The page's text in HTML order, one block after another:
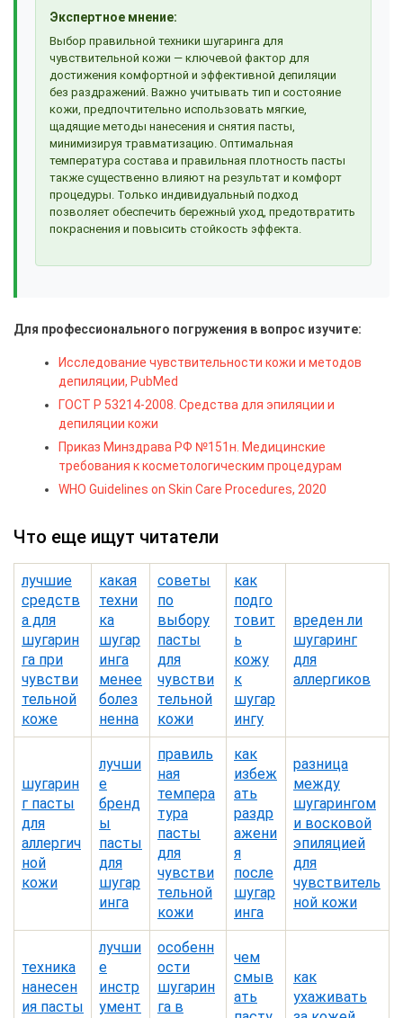
Экспертное мнение:
Выбор правильной техники шугаринга для
чувствительной кожи — ключевой фактор для
достижения комфортной и эффективной депиляции
без раздражений. Важно учитывать тип и состояние
кожи, предпочтительно использовать мягкие,
щадящие методы нанесения и снятия пасты,
минимизируя травматизацию. Оптимальная
температура состава и правильная плотность пасты
также существенно влияют на результат и комфорт
процедуры. Только индивидуальный подход
позволяет обеспечить бережный уход, предотвратить
покраснения и повысить стойкость эффекта.
Для профессионального погружения в вопрос изучите:
Исследование чувствительности кожи и методов
депиляции, PubMed
ГОСТ Р 53214-2008. Средства для эпиляции и
депиляции кожи
Приказ Минздрава РФ №151н. Медицинские
требования к косметологическим процедурам
WHO Guidelines on Skin Care Procedures, 2020
Что еще ищут читатели
лучшие
средств
а для
шугарин
га при
чувстви
тельной
коже
какая
техни
ка
шугар
инга
менее
болез
ненна
советы
по
выбору
пасты
для
чувстви
тельной
кожи
как
подго
товит
ь
кожу
к
шугар
ингу
вреден ли
шугаринг
для
аллергиков
шугарин
г пасты
для
аллергич
ной
кожи
лучши
е
бренд
ы
пасты
для
шугар
инга
правиль
ная
темпера
тура
пасты
для
чувстви
тельной
кожи
как
избеж
ать
раздр
ажени
я
после
шугар
инга
разница
между
шугарингом
и восковой
эпиляцией
для
чувствитель
ной кожи
техника
нанесен
ия пасты
лучши
е
инстр
умент
особенн
ости
шугарин
га в
чем
смыв
ать
как
ухаживать